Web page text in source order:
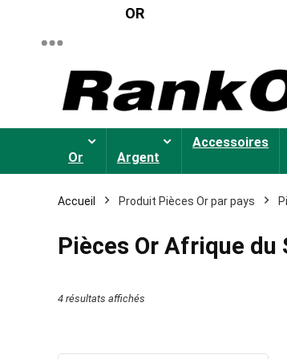
OR
Or Argent
Accessoires
Accueil Produit Pièces Or par pays
Pièces Or Afrique du
4 résultats affichés